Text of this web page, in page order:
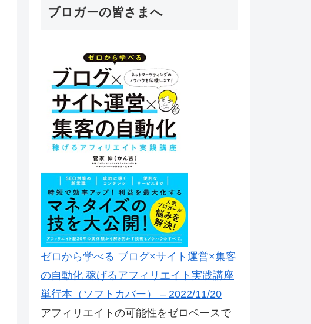
ブロガーの皆さまへ
ゼロから学べる ブログ×サイト運営×集客
の自動化 稼げるアフィリエイト実践講座
単行本（ソフトカバー） – 2022/11/20
アフィリエイトの可能性をゼロベースで